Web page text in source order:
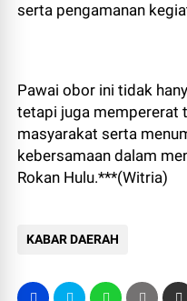
serta pengamanan
Pawai obor ini tidak
tetapi juga mempererat
masyarakat serta
kebersamaan dalam
Rokan Hulu.***(Witria)
KABAR DAERAH